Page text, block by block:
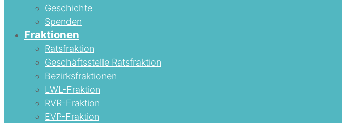
Geschichte
Spenden
Fraktionen
Ratsfraktion
Geschäftsstelle Ratsfraktion
Bezirksfraktionen
LWL-Fraktion
RVR-Fraktion
EVP-Fraktion